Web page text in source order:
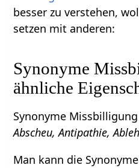
besser zu verstehen,
setzen mit anderen:
Synonyme
ähnliche
Synonyme
Abscheu, Antipathie,
Man kann die